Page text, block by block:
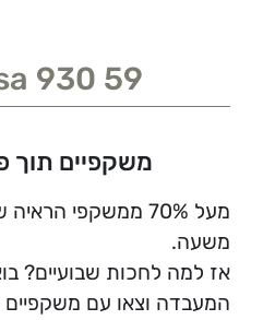
930 59
משקפיים תוך
מעל 70% ממשקפי
משעה.
אז למה לחכות שבועיים?
המעבדה וצאו עם משקפיים